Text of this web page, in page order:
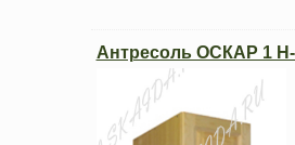
Антресоль ОСКАР 1